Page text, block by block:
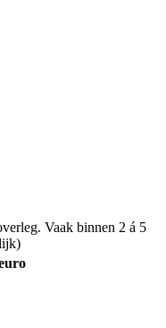
Vaak binnen 2 á 5